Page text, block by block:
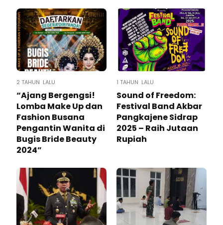
2 TAHUN LALU
“Ajang Bergengsi!
Lomba Make Up dan
Fashion Busana
Pengantin Wanita di
Bugis Bride Beauty
2024”
1 TAHUN LALU
Sound of Freedom:
Festival Band Akbar
Pangkajene Sidrap
2025 – Raih Jutaan
Rupiah